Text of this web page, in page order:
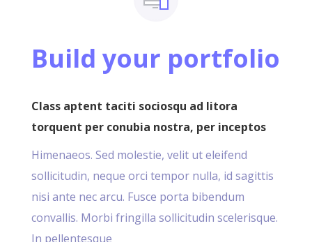
Build your portfolio
Class aptent taciti sociosqu ad litora
torquent per conubia nostra, per inceptos
Himenaeos. Sed molestie, velit ut eleifend
sollicitudin, neque orci tempor nulla, id sagittis
nisi ante nec arcu. Fusce porta bibendum
convallis. Morbi fringilla sollicitudin scelerisque.
In pellentesque